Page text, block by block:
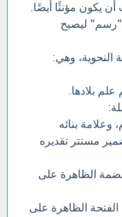
يكون مؤنثًا أيضًا.
"رسم" ليصبح
النحوية، وهي:
بلادها.
بنائه
مستتر تقديره
الظاهرة على
الظاهرة على